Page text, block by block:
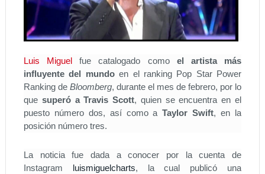
Luis Miguel fue catalogado comoel artista más
influyente del mundoen el ranking Pop Star Power
Ranking de Bloomberg, durante el mes de febrero, por lo
quesuperó a Travis Scott, quien se encuentra en el
puesto número dos, así como aTaylor Swift, en la
posición número tres.
La noticia fue dada a conocer por la cuenta de
Instagram luismiguelcharts, la cual publicó una